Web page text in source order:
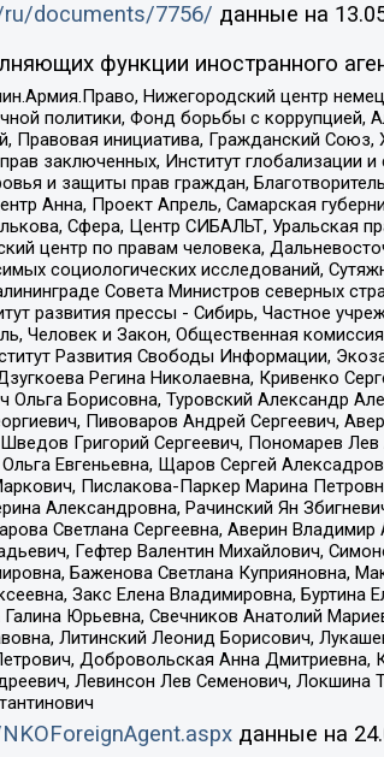
documents/7756/ данные на
функции иностранного
Нижегородский центр
политики, Фонд борьбы с
Правовая инициатива, Гражданский
заключенных, Институт
и защиты прав граждан,
Анна, Проект Апрель, Самарская
Сфера, Центр СИБАЛЬТ, Уральская
центр по правам человека,
социологических исследований,
Совета Министров северных
развития прессы - Сибирь, Частное
Человек и Закон, Общественная
Развития Свободы Информации,
Регина Николаевна, Кривенко
Борисовна, Туровский Александр
Пивоваров Андрей Сергеевич,
Григорий Сергеевич, Пономарев
Евгеньевна, Щаров Сергей
Пислакова-Паркер Марина
Александровна, Рачинский Ян
Светлана Сергеевна, Аверин
Гефтер Валентин Михайлович,
Баженова Светлана Куприяновна,
Закс Елена Владимировна,
Юрьевна, Свечников Анатолий
Литинский Леонид Борисович,
Добровольская Анна
Левинсон Лев Семенович,
данные на